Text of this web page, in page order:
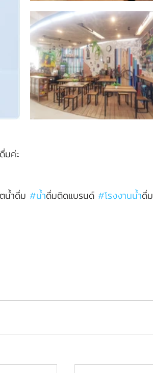
มค่ะ
น้ำดื่ม #น้ำดื่มติดแบรนด์ #โรงงานน้ำดื่ม